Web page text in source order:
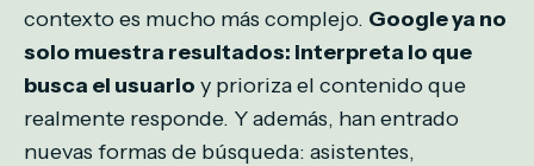
contexto es mucho más complejo. Google ya no
solo muestra resultados: interpreta lo que
busca el usuario y prioriza el contenido que
realmente responde. Y además, han entrado
nuevas formas de búsqueda: asistentes,